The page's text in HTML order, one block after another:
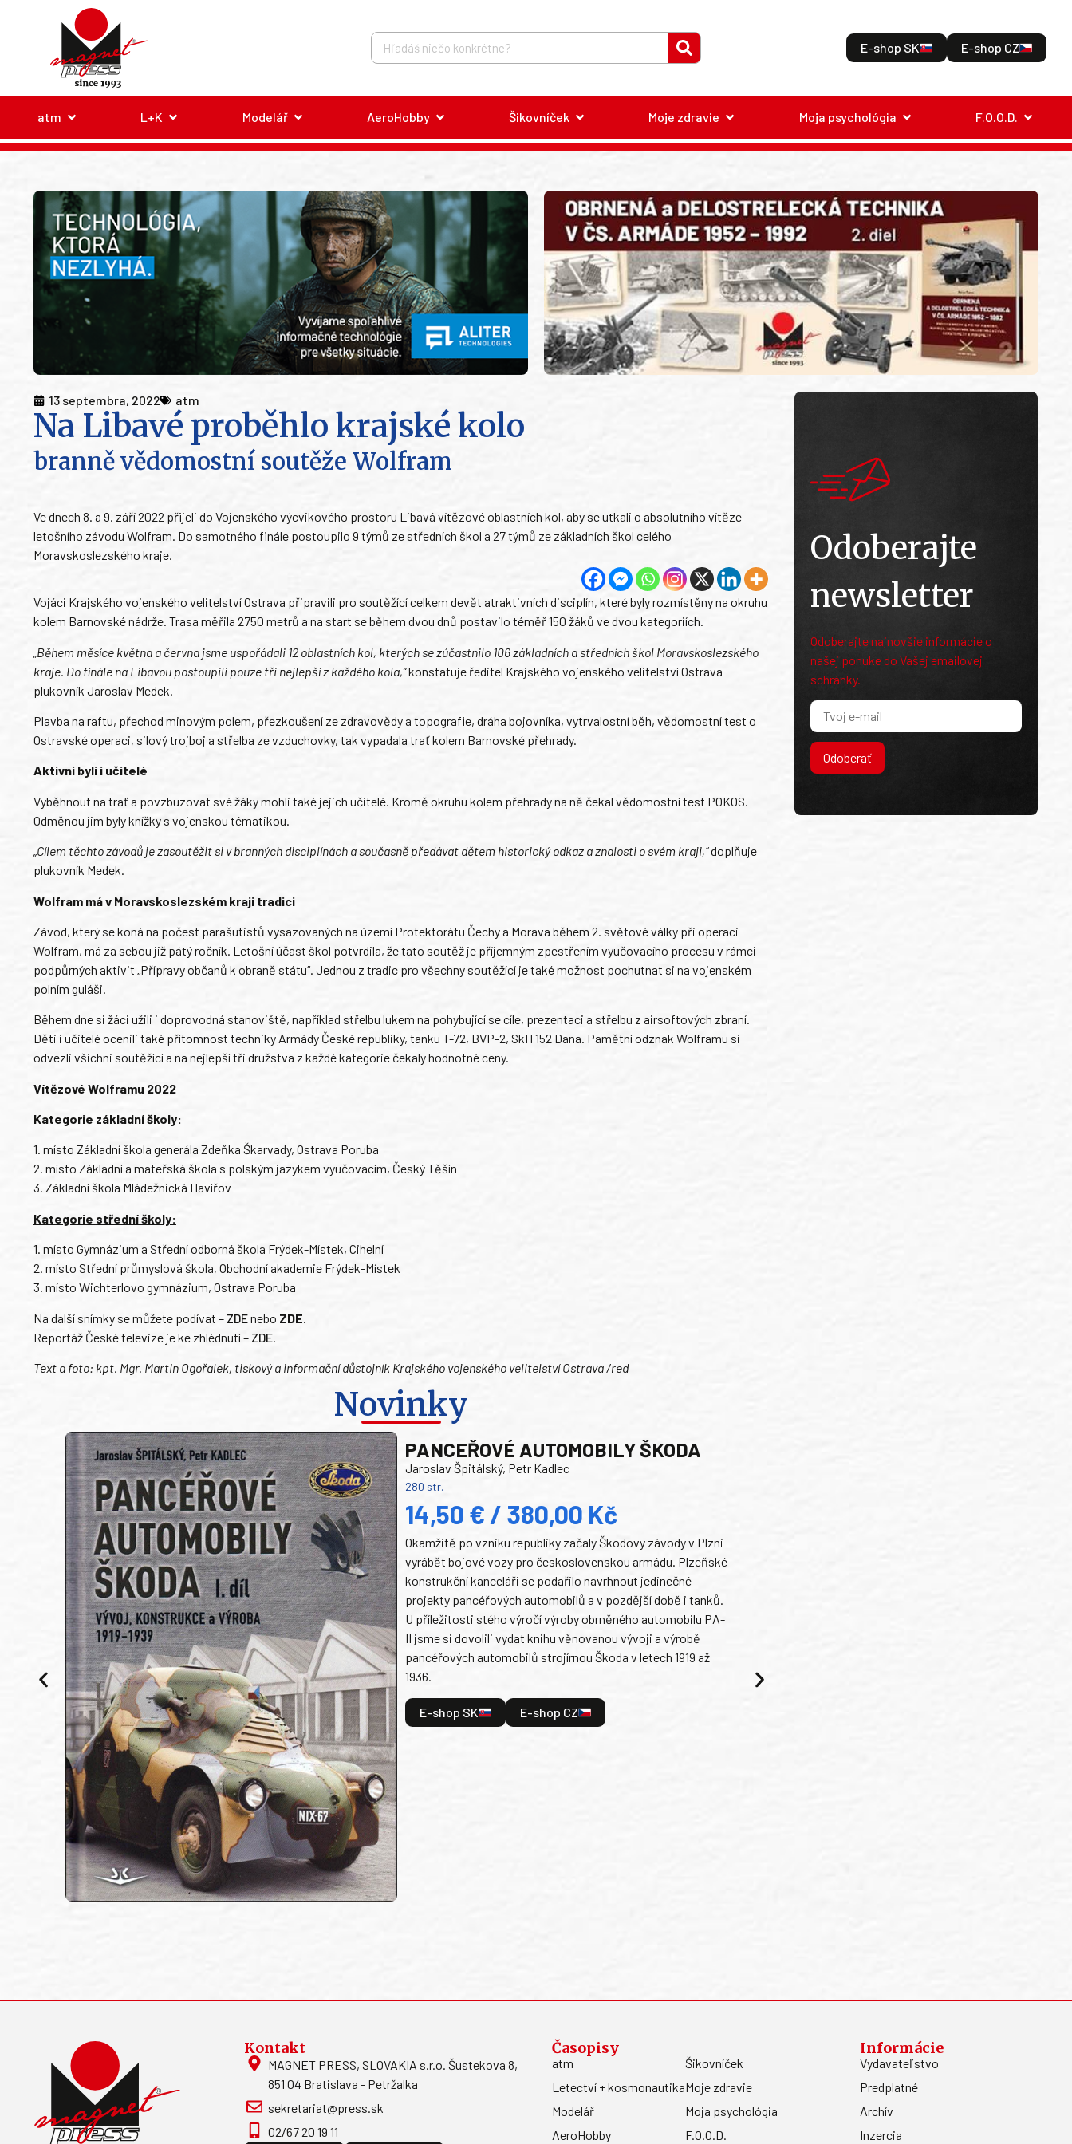
E-shop SK E-shop CZ
atm L+K Modelář AeroHobby Šikovníček Moje zdravie Moja psychológia F.O.O.D.
13 septembra, 2022 atm
Na Libavé proběhlo krajské kolo
branně vědomostní soutěže Wolfram
Ve dnech 8. a 9. září 2022 přijeli do Vojenského výcvikového prostoru Libavá vítězové oblastních kol, aby se utkali o absolutního vítěze
letošního závodu Wolfram. Do samotného finále postoupilo 9 týmů ze středních škol a 27 týmů ze základních škol celého
Moravskoslezského kraje.
Vojáci Krajského vojenského velitelství Ostrava připravili pro soutěžící celkem devět atraktivních disciplín, které byly rozmístěny na okruhu
kolem Barnovské nádrže. Trasa měřila 2750 metrů a na start se během dvou dnů postavilo téměř 150 žáků ve dvou kategoriích.
„Během měsíce května a června jsme uspořádali 12 oblastních kol, kterých se zúčastnilo 106 základních a středních škol Moravskoslezského
kraje. Do finále na Libavou postoupili pouze tři nejlepší z každého kola,“konstatuje ředitel Krajského vojenského velitelství Ostrava
plukovník Jaroslav Medek.
Plavba na raftu, přechod minovým polem, přezkoušení ze zdravovědy a topografie, dráha bojovníka, vytrvalostní běh, vědomostní test o
Ostravské operaci, silový trojboj a střelba ze vzduchovky, tak vypadala trať kolem Barnovské přehrady.
Aktivní byli i učitelé
Vyběhnout na trať a povzbuzovat své žáky mohli také jejich učitelé. Kromě okruhu kolem přehrady na ně čekal vědomostní test POKOS.
Odměnou jim byly knížky s vojenskou tématikou.
„Cílem těchto závodů je zasoutěžit si v branných disciplínách a současně předávat dětem historický odkaz a znalosti o svém kraji,“doplňuje
plukovník Medek.
Wolfram má v Moravskoslezském kraji tradici
Závod, který se koná na počest parašutistů vysazovaných na území Protektorátu Čechy a Morava během 2. světové války při operaci
Wolfram, má za sebou již pátý ročník. Letošní účast škol potvrdila, že tato soutěž je příjemným zpestřením vyučovacího procesu v rámci
podpůrných aktivit „Přípravy občanů k obraně státu“. Jednou z tradic pro všechny soutěžící je také možnost pochutnat si na vojenském
polním guláši.
Během dne si žáci užili i doprovodná stanoviště, například střelbu lukem na pohybující se cíle, prezentaci a střelbu z airsoftových zbraní.
Děti i učitelé ocenili také přítomnost techniky Armády České republiky, tanku T-72, BVP-2, SkH 152 Dana. Pamětní odznak Wolframu si
odvezli všichni soutěžící a na nejlepší tři družstva z každé kategorie čekaly hodnotné ceny.
Vítězové Wolframu 2022
Kategorie základní školy:
1. místo Základní škola generála Zdeňka Škarvady, Ostrava Poruba
2. místo Základní a mateřská škola s polským jazykem vyučovacím, Český Těšín
3. Základní škola Mládežnická Havířov
Kategorie střední školy:
1. místo Gymnázium a Střední odborná škola Frýdek-Místek, Cihelní
2. místo Střední průmyslová škola, Obchodní akademie Frýdek-Místek
3. místo Wichterlovo gymnázium, Ostrava Poruba
Na další snímky se můžete podívat – ZDEnebo ZDE
Reportáž České televize je ke zhlédnutí – ZDE
Text a foto: kpt. Mgr. Martin Ogořalek, tiskový a informační důstojník Krajského vojenského velitelství Ostrava /red
Novinky
PANCEŘOVÉ AUTOMOBILY ŠKODA
Jaroslav Špitálský, Petr Kadlec
280 str.
14,50 € / 380,00 Kč
Okamžitě po vzniku republiky začaly Škodovy závody v Plzni
vyrábět bojové vozy pro československou armádu. Plzeňské
konstrukční kanceláři se podařilo navrhnout jedinečné
projekty pancéřových automobilů a v pozdější době i tanků.
U příležitosti stého výročí výroby obrněného automobilu PA-
II jsme si dovolili vydat knihu věnovanou vývoji a výrobě
pancéřových automobilů strojírnou Škoda v letech 1919 až
1936.
E-shop SK E-shop CZ
Odoberajte
newsletter
Odoberajte najnovšie informácie o
našej ponuke do Vašej emailovej
schránky.
Odoberať
Kontakt
MAGNET PRESS, SLOVAKIA s.r.o. Šustekova 8,
851 04 Bratislava - Petržalka
sekretariat@press.sk
02/67 20 19 11
Časopisy
atm
Letectví + kosmonautika
Modelář
AeroHobby
Šikovníček
Moje zdravie
Moja psychológia
F.O.O.D.
Informácie
Vydavateľstvo
Predplatné
Archív
Inzercia